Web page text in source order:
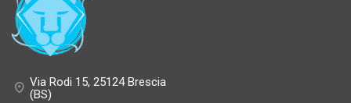
Via Rodi 15, 25124 Brescia
(BS)